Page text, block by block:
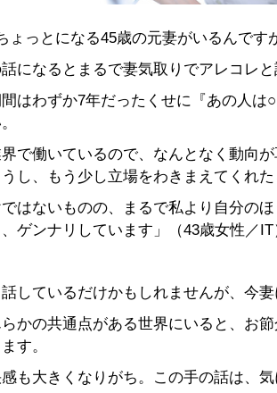
ょっとになる45歳の元妻がいるんで
になるとまるで妻気取りでアレコレ
はわずか7年だったくせに『あの人
で働いているので、なんとなく動向
し、もう少し立場をわきまえてくれ
はないものの、まるで私より自分の
ゲンナリしています」（43歳女性／IT
しているだけかもしれませんが、今
かの共通点がある世界にいると、お
す。
も大きくなりがち。この手の話は、気